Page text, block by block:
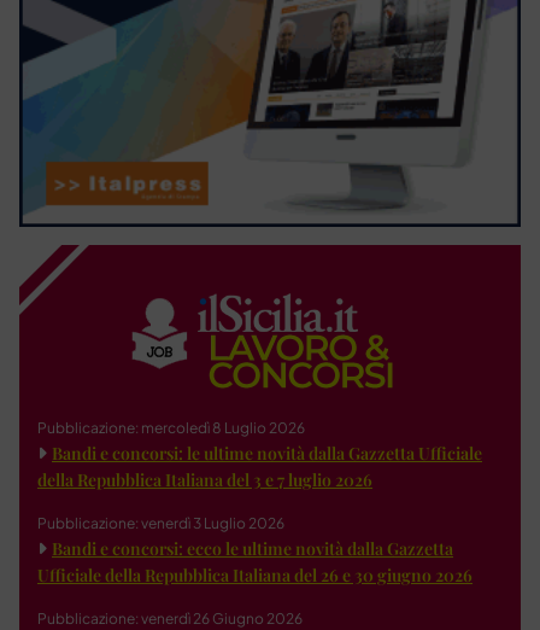
Pubblicazione: mercoledì 8 Luglio 2026
Bandi e concorsi: le ultime novità dalla Gazzetta Ufficiale
della Repubblica Italiana del 3 e 7 luglio 2026
Pubblicazione: venerdì 3 Luglio 2026
Bandi e concorsi: ecco le ultime novità dalla Gazzetta
Ufficiale della Repubblica Italiana del 26 e 30 giugno 2026
Pubblicazione: venerdì 26 Giugno 2026